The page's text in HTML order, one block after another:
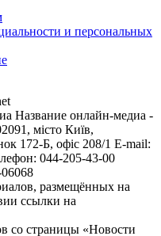
и персональных
Название онлайн-медиа -
місто Київ,
Б, офіс 208/1 E-mail:
044-205-43-00
размещённых на
ссылки на
со страницы «Новости